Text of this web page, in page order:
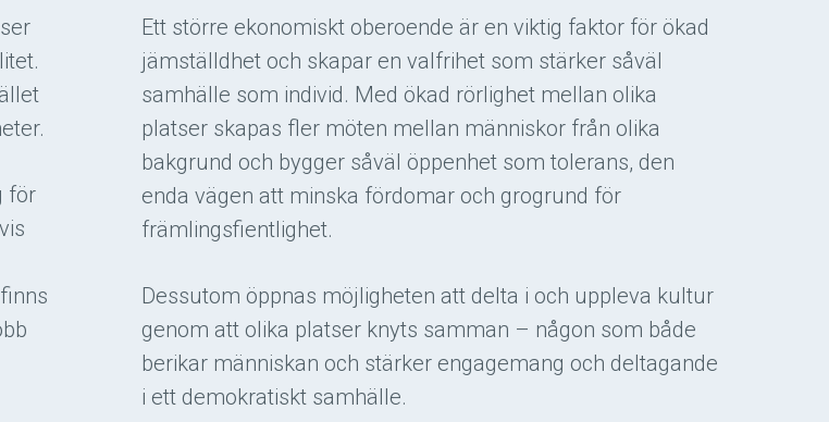
för
Ett större ekonomiskt oberoende är en viktig faktor för ökad
jämställdhet och skapar en valfrihet som stärker såväl
samhälle som individ. Med ökad rörlighet mellan olika
platser skapas fler möten mellan människor från olika
bakgrund och bygger såväl öppenhet som tolerans, den
enda vägen att minska fördomar och grogrund för
främlingsfientlighet.
Dessutom öppnas möjligheten att delta i och uppleva kultur
genom att olika platser knyts samman – någon som både
berikar människan och stärker engagemang och deltagande
i ett demokratiskt samhälle.